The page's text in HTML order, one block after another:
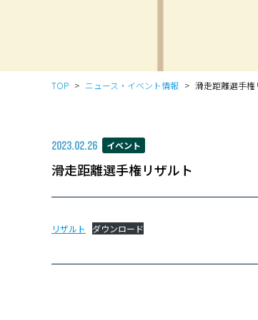
TOP ニュース・イベント情報 滑走距離選手権
2023.02.26 イベント
滑走距離選手権リザルト
リザルト ダウンロード